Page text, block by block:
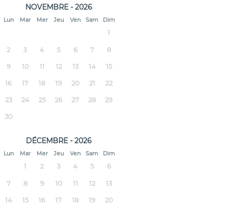
NOVEMBRE - 2026
Lun Mar Mer Jeu Ven Sam Dim
1
2 3 4 5 6 7 8
9 10 11 12 13 14 15
16 17 18 19 20 21 22
23 24 25 26 27 28 29
30
DÉCEMBRE - 2026
Lun Mar Mer Jeu Ven Sam Dim
1 2 3 4 5 6
7 8 9 10 11 12 13
14 15 16 17 18 19 20